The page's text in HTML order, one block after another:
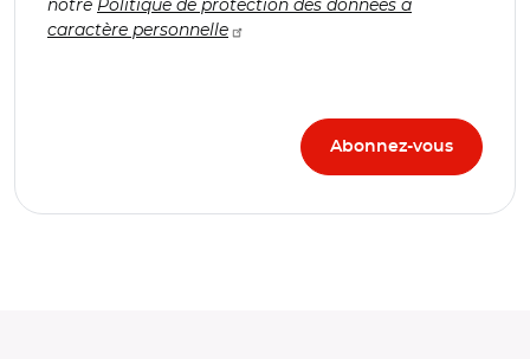
notre Politique de protection des données à
caractère personnelle